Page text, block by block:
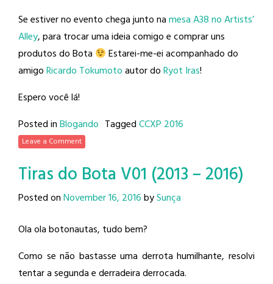
Se estiver no evento chega junto namesa A38 no Artists’
Alley, para trocar uma ideia comigo e comprar uns
produtos do Bota
Estarei-me-ei acompanhado do
amigoRicardo Tokumotoautor doRyot Iras!
Espero você lá!
Posted inBlogando TaggedCCXP 2016
Leave a Comment
Tiras do Bota V01 (2013 – 2016)
Posted onNovember 16, 2016bySunça
Ola ola botonautas, tudo bem?
Como se não bastasse uma derrota humilhante, resolvi
tentar a segunda e derradeira derrocada.